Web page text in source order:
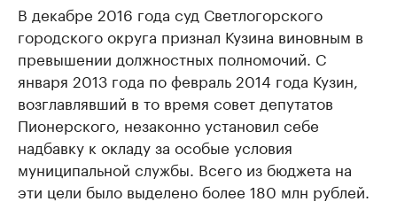
В декабре 2016 года суд Светлогорского
городского округа признал Кузина виновным в
превышении должностных полномочий. С
января 2013 года по февраль 2014 года Кузин,
возглавлявший в то время совет депутатов
Пионерского, незаконно установил себе
надбавку к окладу за особые условия
муниципальной службы. Всего из бюджета на
эти цели было выделено более 180 млн рублей.